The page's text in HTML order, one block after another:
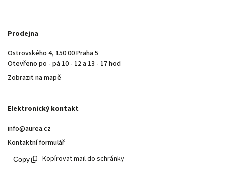
Prodejna
Ostrovského 4, 150 00 Praha 5
Otevřeno po - pá 10 - 12 a 13 - 17 hod
Zobrazit na mapě
Elektronický kontakt
info@aurea.cz
Kontaktní formulář
Kopírovat mail do schránky